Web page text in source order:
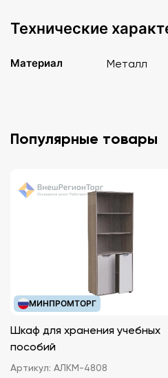
Технические
Материал Металл
Популярные товары
МИНПРОМТОРГ
Шкаф для хранения учебных
пособий
Артикул: АЛКМ-4808